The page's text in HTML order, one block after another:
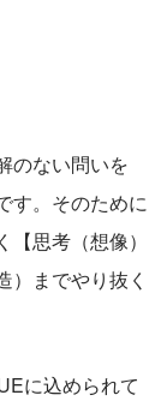
のない問いを
す。そのために
思考（想像）
）までやり抜く
に込められて